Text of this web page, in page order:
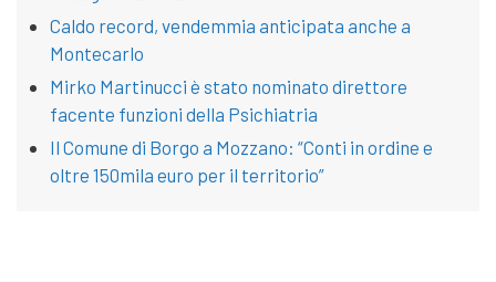
Caldo record, vendemmia anticipata anche a
Montecarlo
Mirko Martinucci è stato nominato direttore
facente funzioni della Psichiatria
Il Comune di Borgo a Mozzano: “Conti in ordine e
oltre 150mila euro per il territorio”